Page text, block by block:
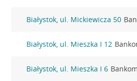
Białystok, ul. Mickiewicza 50
Białystok, ul. Mieszka I 12
Białystok, ul. Mieszka I 6